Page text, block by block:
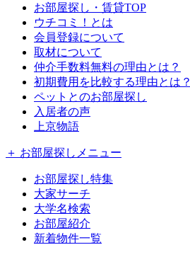
お部屋探し・賃貸TOP
ウチコミ！とは
会員登録について
取材について
仲介手数料無料の理由とは？
初期費用を比較する理由とは？
ペットとのお部屋探し
入居者の声
上京物語
＋ お部屋探しメニュー
お部屋探し特集
大家サーチ
大学名検索
お部屋紹介
新着物件一覧